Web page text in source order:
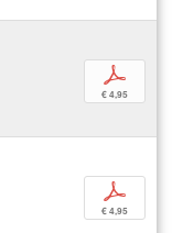
p
€ 4,95
p
€ 4,95